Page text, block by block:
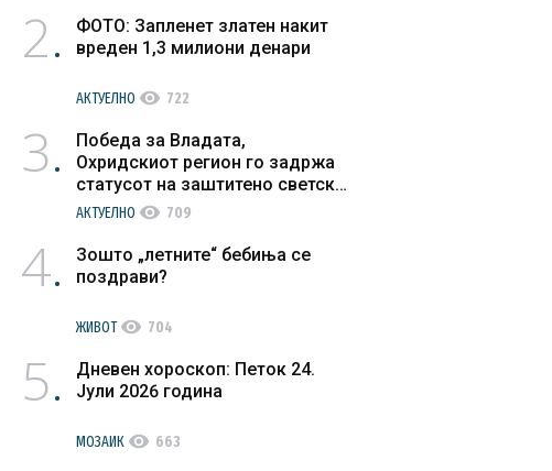
2
ФОТО: Запленет златен накит
вреден 1,3 милиони денари
АКТУЕЛНО visibility 722
3
Победа за Владата,
Охридскиот регион го задржа
статусот на заштитено светско
културно наследство
АКТУЕЛНО visibility 709
4
Зошто „летните“ бебиња се
поздрави?
ЖИВОТvisibility 704
5
Дневен хороскоп: Петок 24.
Јули 2026 година
МОЗАИК visibility 663